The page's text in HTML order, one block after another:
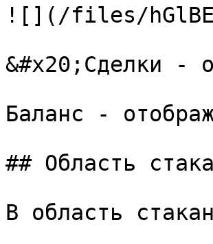
![](/files/
&#x20;Сделки -
Баланс -
## Область
В область